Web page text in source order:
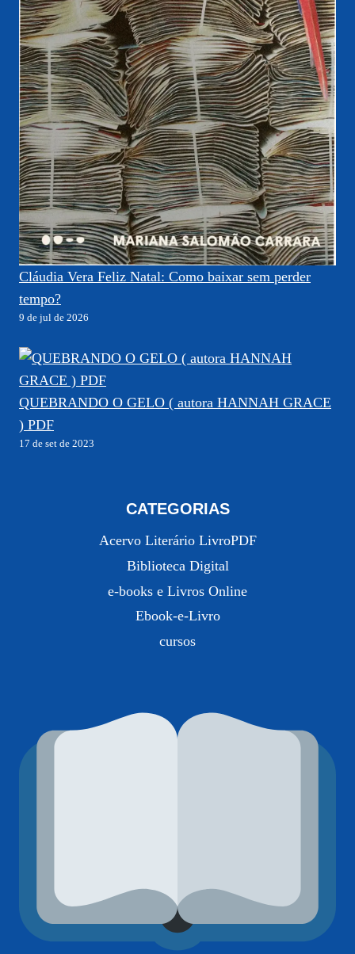
Cláudia Vera Feliz Natal: Como baixar sem perder
tempo?
9 de jul de 2026
QUEBRANDO O GELO ( autora HANNAH GRACE
) PDF
17 de set de 2023
CATEGORIAS
Acervo Literário LivroPDF
Biblioteca Digital
e-books e Livros Online
Ebook-e-Livro
cursos